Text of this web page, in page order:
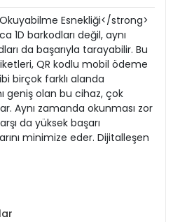
Okuyabilme Esnekliği</strong>
1D barkodları değil, aynı
da başarıyla tarayabilir. Bu
QR kodlu mobil ödeme
birçok farklı alanda
geniş olan bu cihaz, çok
Aynı zamanda okunması zor
da yüksek başarı
minimize eder. Dijitalleşen